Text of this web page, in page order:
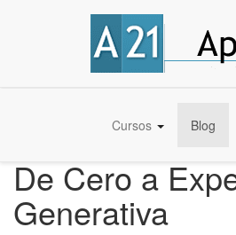
Cursos Blog
De Cero a
Generativa